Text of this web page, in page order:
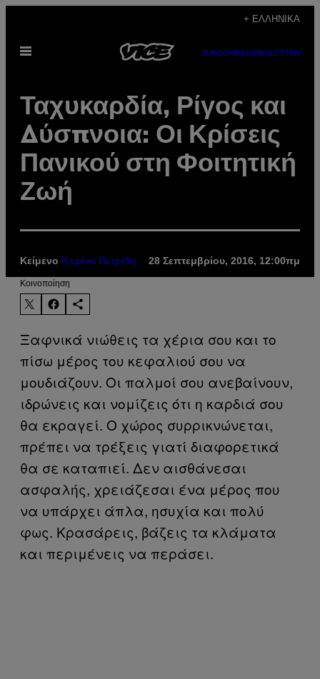
περιεχόμενο
+ ΕΛΛΗΝΙΚΆ
Ανοίξτε
SUBSCRIBENEWSLETTER
Ταχυκαρδία, Ρίγος και
Δύσπνοια: Οι Κρίσεις
Πανικού στη Φοιτητική
Ζωή
Κείμενο Κορίνα Πετρίδη 28 Σεπτεμβρίου, 2016, 12:00πμ
Kοινοποίηση
Ξαφνικά νιώθεις τα χέρια σου και το
πίσω μέρος του κεφαλιού σου να
μουδιάζουν. Οι παλμοί σου ανεβαίνουν,
ιδρώνεις και νομίζεις ότι η καρδιά σου
θα εκραγεί. Ο χώρος συρρικνώνεται,
πρέπει να τρέξεις γιατί διαφορετικά
θα σε καταπιεί. Δεν αισθάνεσαι
ασφαλής, χρειάζεσαι ένα μέρος που
να υπάρχει άπλα, ησυχία και πολύ
φως. Κρασάρεις, βάζεις τα κλάματα
και περιμένεις να περάσει.